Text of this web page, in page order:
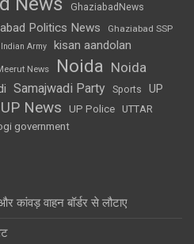
GhaziabadNews
Politics News Ghaziabad SSP
Indian Army kisan aandolan
News Noida Noida
Samajwadi Party Sports
UP
UP News UP Police
UTTAR
government
वाहन बॉर्डर से लौटाए